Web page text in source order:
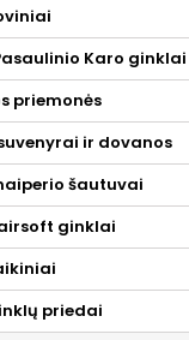
Karo ginklai
priemonės
ir dovanos
šautuvai
ginklai
priedai